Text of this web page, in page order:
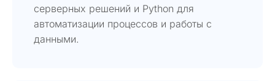
серверных решений и Python для
автоматизации процессов и работы с
данными.